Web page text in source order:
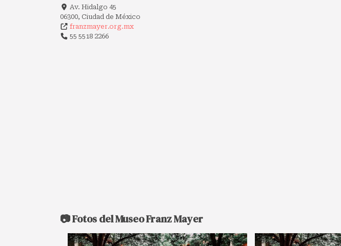
Av. Hidalgo 45
06300, Ciudad de México
franzmayer.org.mx
55 5518 2266
📷 Fotos del Museo Franz Mayer